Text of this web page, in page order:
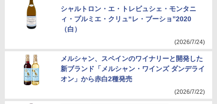
シャルトロン・エ・トレビュシェ・モンタニ
ィ・プルミエ・クリュ“レ・ブーショ”2020
（白）
(2026/7/24)
メルシャン、スペインのワイナリーと開発した
新ブランド「メルシャン・ワインズ ダンデライ
オン」から赤白2種発売
(2026/7/22)